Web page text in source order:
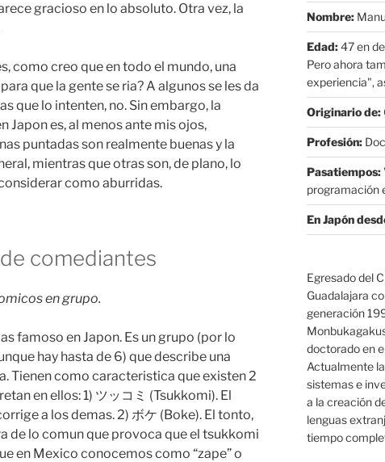
gracioso en lo absoluto. Otra vez, la
como creo que en todo el mundo, una
que la gente se ria? A algunos se les da
que lo intenten, no. Sin embargo, la
Japon es, al menos ante mis ojos,
puntadas son realmente buenas y la
mientras que otras son, de plano, lo
como aburridas.
comediantes
en grupo.
famoso en Japon. Es un grupo (por lo
hay hasta de 6) que describe una
Tienen como caracteristica que existen 2
en ellos: 1) ツッコミ (Tsukkomi). El
a los demas. 2) ボケ (Boke). El tonto,
de lo comun que provoca que el tsukkomi
en Mexico conocemos como “zape” o
Nombre:
Edad:47 en
Pero ahora
experiencia",
Originario de:
Profesión:
Pasatiempos:
programación
En Japón
Egresado del
Guadalajara
generación
doctorado en
Actualmente
sistemas e
a la creación
lenguas
tiempo